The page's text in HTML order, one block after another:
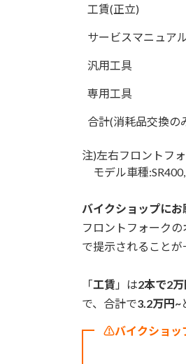
工賃(正立)
サービスマニュア
汎用工具
専用工具
合計(消耗品交換の
注)左右フロントフ
モデル車種
バイクショップに
フロントフォーク
で提示されることが
「工賃 」は2本で2
で、合計で3.2万円~
⚠︎バイクショッ